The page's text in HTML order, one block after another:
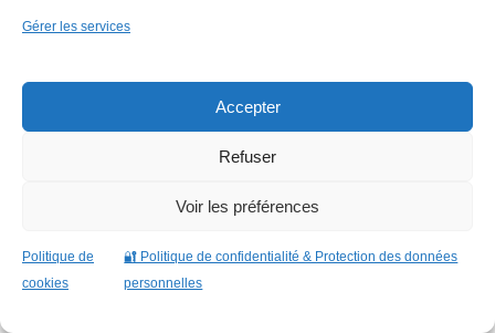
Gérer les services
Accepter
Refuser
Voir les préférences
Politique de
cookies
🔐 Politique de confidentialité & Protection des données
personnelles
sur mesure ?
L’optimisation passe par une
utiliser des meubles ajustés, mixer les types de
éléments multifonctions. L’ajout de
rendre l’espace plus fonctionnel au quotidien.